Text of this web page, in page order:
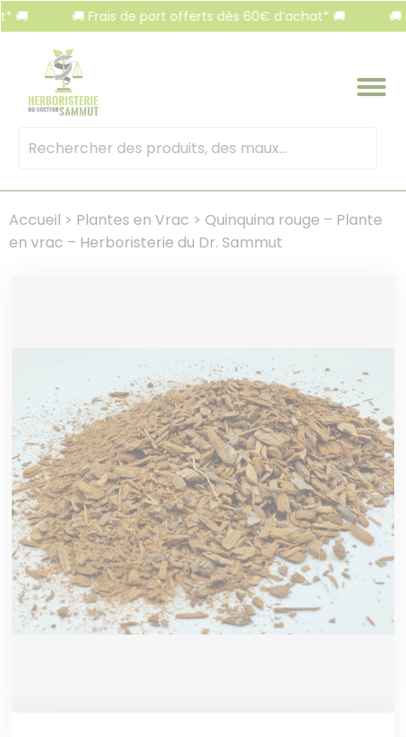
🚚 Frais de port offerts dès 60€ d’achat* 🚚 🚚
Mots
Accueil > Plantes en Vrac > Quinquina rouge – Plante
en vrac – Herboristerie du Dr. Sammut
Panneau de gestion des cookies